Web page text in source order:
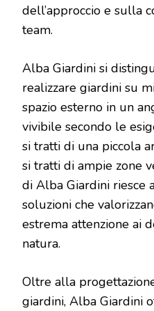
dell’approccio e sulla
team.
Alba Giardini si
realizzare giardini su
spazio esterno in un
vivibile secondo le
si tratti di una piccola
si tratti di ampie zone
di Alba Giardini riesce
soluzioni che
estrema attenzione ai
natura.
Oltre alla
giardini, Alba Giardini